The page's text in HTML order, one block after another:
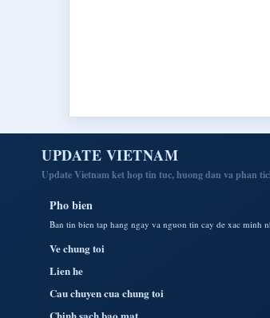
UPDATE VIETNAM
Update Vietnam ket hop tin tuc, huong dan va phan
Pho bien
Ban tin bien tap hang ngay va nguon tin cay de xac minh
Ve chung toi
Lien he
Cau chuyen cua chung toi